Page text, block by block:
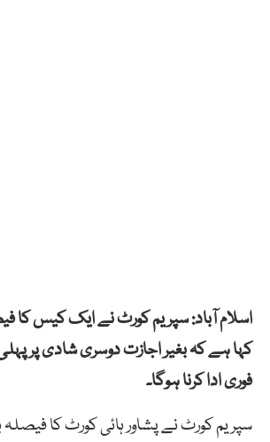
اسلام آباد: سپریمکورٹنے ایک کیس کا
کہا ہے کہبغیراجازتدوسریشادیپر
فوریاداکرناہوگا۔
سپریمکورٹنےپشاورہائیکورٹکافیصلہ